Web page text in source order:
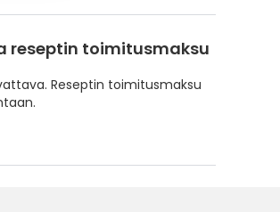
reseptin toimitusmaksu
Reseptin toimitusmaksu